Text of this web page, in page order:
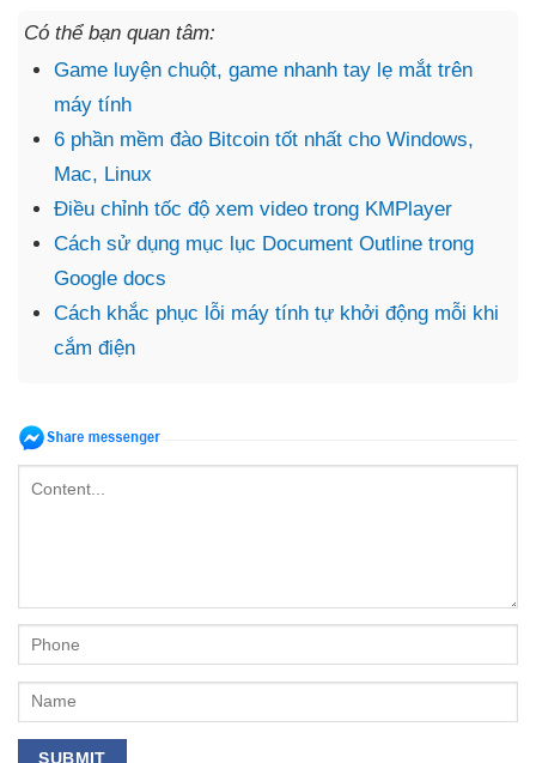
Có thể bạn quan tâm:
Game luyện chuột, game nhanh tay lẹ mắt trên
máy tính
6 phần mềm đào Bitcoin tốt nhất cho Windows,
Mac, Linux
Điều chỉnh tốc độ xem video trong KMPlayer
Cách sử dụng mục lục Document Outline trong
Google docs
Cách khắc phục lỗi máy tính tự khởi động mỗi khi
cắm điện